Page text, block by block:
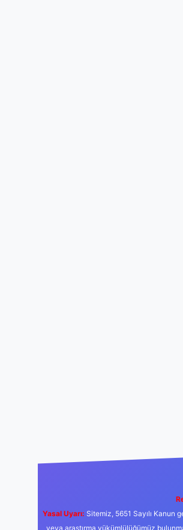
Yasal Uyarı: Sitemiz, 5651 Sayılı Kanun
veya araştırma yükümlülüğümüz